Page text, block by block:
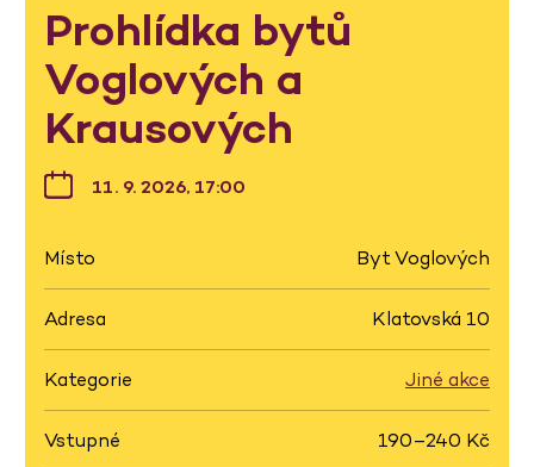
Prohlídka bytů
Voglových a
Krausových
11. 9. 2026, 17:00
Místo Byt Voglových
Adresa Klatovská 10
Kategorie Jiné akce
Vstupné 190–240 Kč